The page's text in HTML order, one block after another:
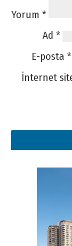
Yorum *
Ad *
E-posta *
İnternet